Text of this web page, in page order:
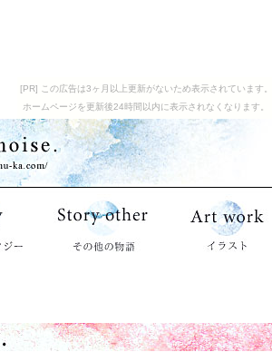
[PR] この広告は3ヶ月以上更新がないため表示されています。
ホームページを更新後24時間以内に表示されなくなります。